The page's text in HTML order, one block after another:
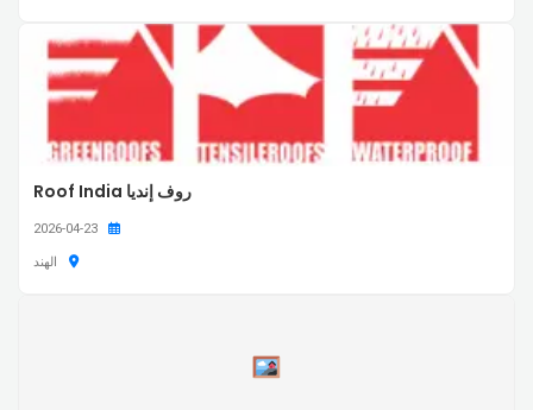
روف إنديا Roof India
الهند